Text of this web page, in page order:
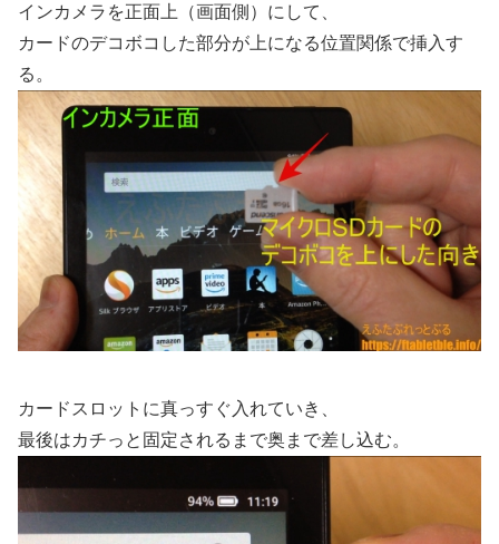
インカメラを正面上（画面側）にして、
カードのデコボコした部分が上になる位置関係で挿入す
る。
カードスロットに真っすぐ入れていき、
最後はカチっと固定されるまで奥まで差し込む。